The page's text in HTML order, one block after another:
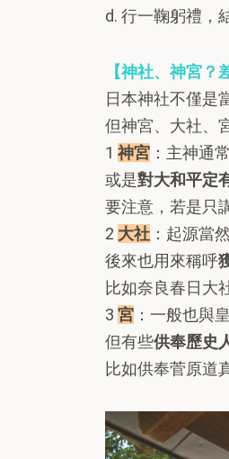
d. 行一鞠躬禮，
【神社、神宮？
日本神社不僅是
但神宮、大社、
1 神宮 ：主神通
或是對大和平定
要注意，若是只
2 大社 ：起源當
後來也用來稱呼
比如奈良春日大
3 宮 ：一般也與
但有些供奉歷史
比如供奉菅原道